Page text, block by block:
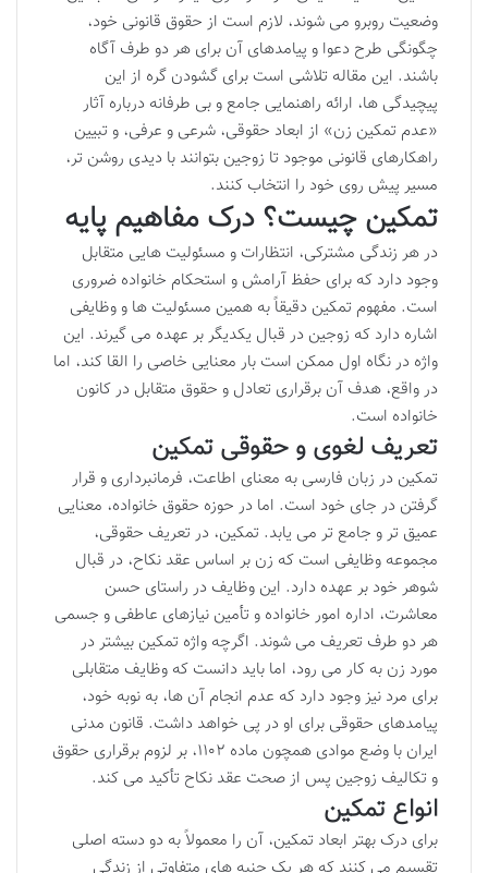
وضعیت روبرو می شوند، لازم است از حقوق قانونی خود،
چگونگی طرح دعوا و پیامدهای آن برای هر دو طرف آگاه
باشند. این مقاله تلاشی است برای گشودن گره از این
پیچیدگی ها، ارائه راهنمایی جامع و بی طرفانه درباره آثار
«عدم تمکین زن» از ابعاد حقوقی، شرعی و عرفی، و تبیین
راهکارهای قانونی موجود تا زوجین بتوانند با دیدی روشن تر،
مسیر پیش روی خود را انتخاب کنند.
تمکین چیست؟ درک مفاهیم پایه
در هر زندگی مشترکی، انتظارات و مسئولیت هایی متقابل
وجود دارد که برای حفظ آرامش و استحکام خانواده ضروری
است. مفهوم تمکین دقیقاً به همین مسئولیت ها و وظایفی
اشاره دارد که زوجین در قبال یکدیگر بر عهده می گیرند. این
واژه در نگاه اول ممکن است بار معنایی خاصی را القا کند، اما
در واقع، هدف آن برقراری تعادل و حقوق متقابل در کانون
خانواده است.
تعریف لغوی و حقوقی تمکین
تمکین در زبان فارسی به معنای اطاعت، فرمانبرداری و قرار
گرفتن در جای خود است. اما در حوزه حقوق خانواده، معنایی
عمیق تر و جامع تر می یابد. تمکین، در تعریف حقوقی،
مجموعه وظایفی است که زن بر اساس عقد نکاح، در قبال
شوهر خود بر عهده دارد. این وظایف در راستای حسن
معاشرت، اداره امور خانواده و تأمین نیازهای عاطفی و جسمی
هر دو طرف تعریف می شوند. اگرچه واژه تمکین بیشتر در
مورد زن به کار می رود، اما باید دانست که وظایف متقابلی
برای مرد نیز وجود دارد که عدم انجام آن ها، به نوبه خود،
پیامدهای حقوقی برای او در پی خواهد داشت. قانون مدنی
ایران با وضع موادی همچون ماده ۱۱۰۲، بر لزوم برقراری حقوق
و تکالیف زوجین پس از صحت عقد نکاح تأکید می کند.
انواع تمکین
برای درک بهتر ابعاد تمکین، آن را معمولاً به دو دسته اصلی
تقسیم می کنند که هر یک جنبه های متفاوتی از زندگی